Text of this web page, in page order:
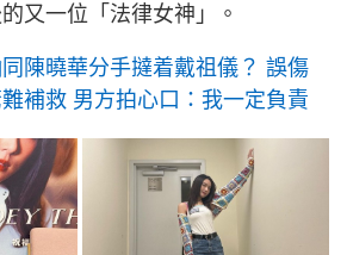
又一位「法律女神」。
陳曉華分手撻着戴祖儀？ 誤傷
補救 男方拍心口：我一定負責